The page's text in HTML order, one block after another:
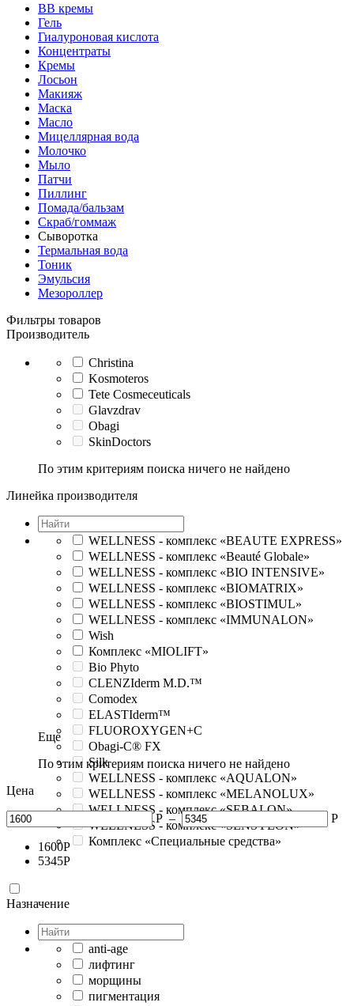
BB кремы
Гель
Гиалуроновая кислота
Концентраты
Кремы
Лосьон
Макияж
Маска
Масло
Мицеллярная вода
Молочко
Мыло
Патчи
Пиллинг
Помада/бальзам
Скраб/гоммаж
Сыворотка
Термальная вода
Тоник
Эмульсия
Мезороллер
Фильтры товаров
Производитель
Christina
Kosmoteros
Tete Cosmeceuticals
Glavzdrav
Obagi
SkinDoctors
По этим критериям поиска ничего не найдено
Линейка производителя
WELLNESS - комплекс «BEAUTE EXPRESS»
WELLNESS - комплекс «Beauté Globale»
WELLNESS - комплекс «BIO INTENSIVE»
WELLNESS - комплекс «BIOMATRIX»
WELLNESS - комплекс «BIOSTIMUL»
WELLNESS - комплекс «IMMUNALON»
Wish
Комплекс «MIOLIFT»
Bio Phyto
CLENZIderm M.D.™
Comodex
ELASTIderm™
FLUOROXYGEN+C
Obagi-C® FX
Silk
WELLNESS - комплекс «AQUALON»
WELLNESS - комплекс «MELANOLUX»
WELLNESS - комплекс «SEBALON»
WELLNESS - комплекс «SENSYLON»
Комплекс «Специальные средства»
Еще
По этим критериям поиска ничего не найдено
Цена
Р – Р
1600Р
5345Р
Назначение
anti-age
лифтинг
морщины
пигментация